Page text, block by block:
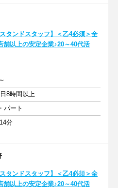
スタンドスタッフ】＜乙4必須＞全
舗以上の安定企業♪20～40代活
8時間以上
パート
分
スタンドスタッフ】＜乙4必須＞全
舗以上の安定企業♪20～40代活